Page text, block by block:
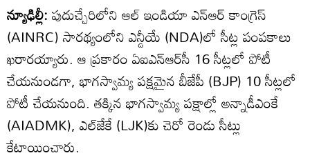
న్యూఢిల్లీ:పుదుచ్చేరిలోని ఆల్ ఇండియా ఎన్‌ఆర్ కాంగ్రెస్
(AINRC) సారథ్యంలోని ఎన్డీయే (NDA)లో సీట్ల పంపకాలు
ఖరారయ్యారు. ఆ ప్రకారం ఏఐఎన్ఆర్‌సీ 16 సీట్లలో పోటీ
చేయనుండగా, భాగస్వామ్య పక్షమైన బీజేపీ (BJP) 10 సీట్లలో
పోటీ చేయనుంది. తక్కిన భాగస్వామ్య పక్షాల్లో అన్నాడీఎంకే
(AIADMK), ఎల్‌జేకే (LJK)కు చెరో రెండు సీట్లు
కేటాయించారు.